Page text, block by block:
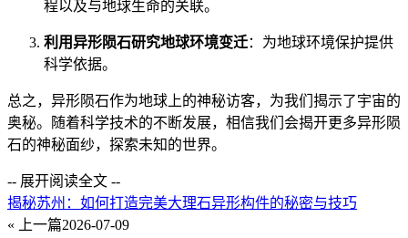
程以及与地球生命的关联。
利用异形陨石研究地球环境变迁：为地球环境保护提供
科学依据。
总之，异形陨石作为地球上的神秘访客，为我们揭示了宇宙的
奥秘。随着科学技术的不断发展，相信我们会揭开更多异形陨
石的神秘面纱，探索未知的世界。
-- 展开阅读全文 --
揭秘苏州：如何打造完美大理石异形构件的秘密与技巧
« 上一篇2026-07-09